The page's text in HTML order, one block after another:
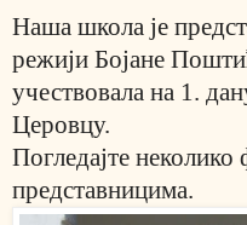
Наша школа је
режији Бојане
учествовала на 1.
Церовцу.
Погледајте
представницима.